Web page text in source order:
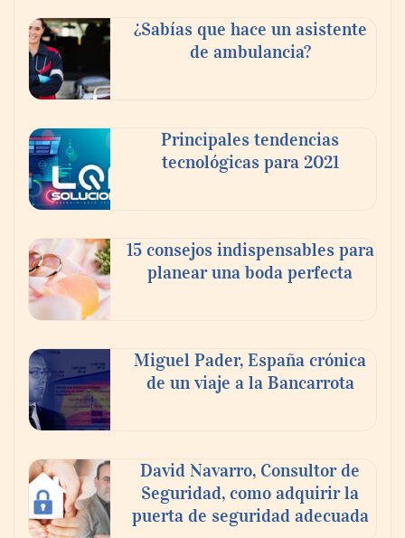
En el Día de la Cerveza, Grupo Modelo
mundo elige para reunirse: 7 de cada 10 la
escogen
compromiso para el eclipse solar del 12 de
agosto
¿Sabías que hace un asistente
de ambulancia?
Principales tendencias
tecnológicas para 2021
15 consejos indispensables para
planear una boda perfecta
Miguel Pader, España crónica
de un viaje a la Bancarrota
David Navarro, Consultor de
Seguridad, como adquirir la
puerta de seguridad adecuada